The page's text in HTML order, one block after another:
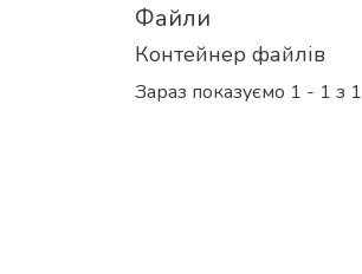
Файли
Контейнер файлів
Зараз показуємо 1 - 1 з 1